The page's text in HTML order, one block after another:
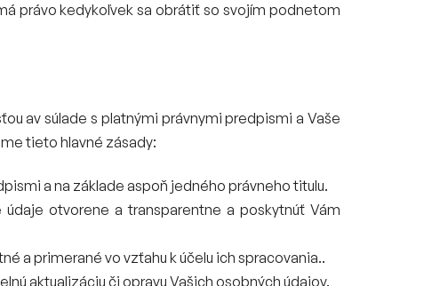
právo kedykoľvek sa obrátiť so svojím podnetom
av súlade s platnými právnymi predpismi a Vaše
tieto hlavné zásady:
a na základe aspoň jedného právneho titulu.
otvorene a transparentne a poskytnúť Vám
a primerané vo vzťahu k účelu ich spracovania..
aktualizáciu či opravu Vašich osobných údajov.